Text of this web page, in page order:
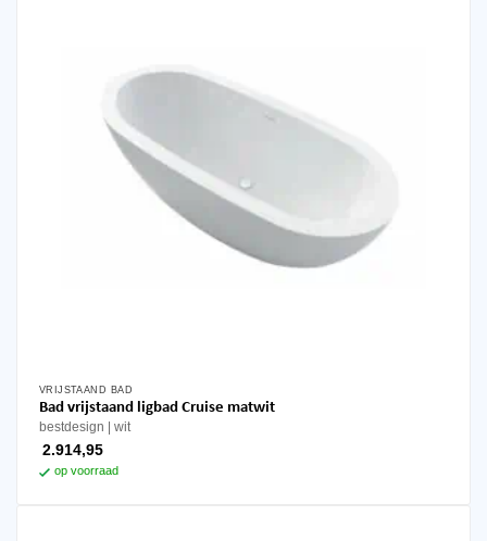
VRIJSTAAND BAD
Bad vrijstaand ligbad Cruise matwit
bestdesign wit
2.914,95
op voorraad